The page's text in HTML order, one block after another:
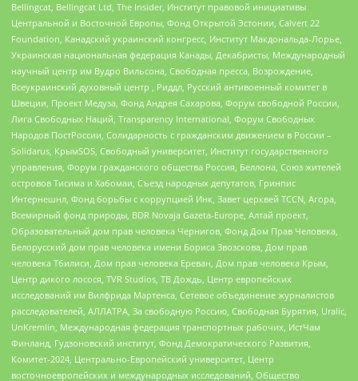
Bellingcat, Bellingcat Ltd, The Insider, Институт правовой инициативы
Центральной и Восточной Европы, Фонд Открытой Эстонии, Calvert 22
Foundation, Канадский украинский конгресс, Институт Макдональда-Лорье,
Украинская национальная федерация Канады, Декабристы, Международный
научный центр им Вудро Вильсона, Свободная пресса, Возрождение,
Всеукраинский духовный центр , Риддл, Русский антивоенный комитет в
Швеции, Проект Медуза, Фонд Андрея Сахарова, Форум свободной России,
Лига Свободных Наций, Transparеncy International, Форум Свободных
Народов ПостРоссии, Солидарность с гражданским движением в России –
Solidarus, КрымSOS, Свободный университет, Институт государственного
управления, Форум гражданского общества Россия, Беллона, Союз жителей
островов Тисима и Хабомаи, Съезд народных депутатов, Гринпис
Интернешнл, Фонд борьбы с коррупцией Инк, Завет церквей TCCN, Агора,
Всемирный фонд природы, BDR Novaja Gazeta-Europe, Алтай проект,
Образовательный дом прав человека Чернигов, Фонд Дом Прав Человека,
Белорусский дом прав человека имени Бориса Звозскова, Дом прав
человека Тбилиси, Дом прав человека Ереван, Дом прав человека Крым,
Центр дикого лосося, TVR Studios, ТВ Дождь, Центр европейских
исследований им Вилфрида Мартенса, Сетевое объединение журналистов
расследователей, АЛЛАТРА, За свободную Россию, Свободная Бурятия, Uralic,
UnKremlin, Международная федерация транспортных рабочих, ИстЧам
Финланд, Гудзоновский институт, Фонд Демократического Развития,
Комитет-2024, Центрально-Европейский университет, Центр
восточноевропейских и международных исследований, Общество